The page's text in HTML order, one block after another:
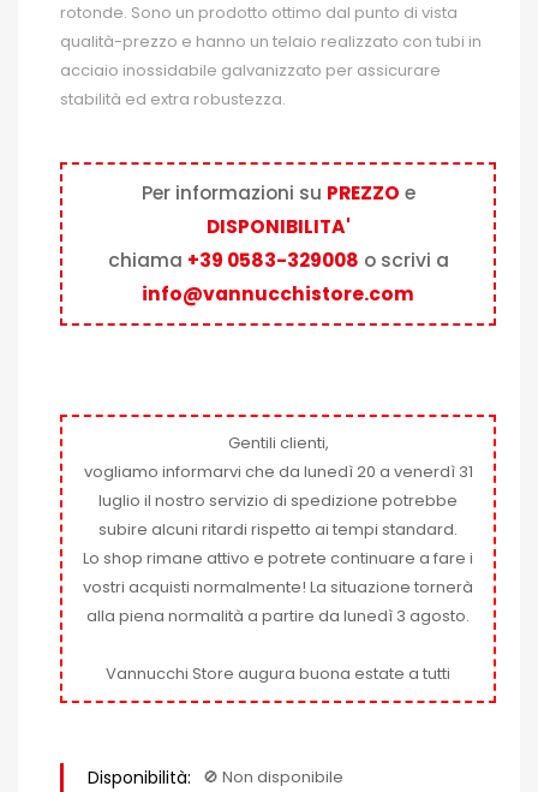
rotonde. Sono un prodotto ottimo dal punto di vista
qualità-prezzo e hanno un telaio realizzato con tubi in
acciaio inossidabile galvanizzato per assicurare
stabilità ed extra robustezza.
Per informazioni su PREZZO e
DISPONIBILITA'
chiama +39 0583-329008 o scrivi a
info@vannucchistore.com
Gentili clienti,
vogliamo informarvi che da lunedì 20 a venerdì 31
luglio il nostro servizio di spedizione potrebbe
subire alcuni ritardi rispetto ai tempi standard.
Lo shop rimane attivo e potrete continuare a fare i
vostri acquisti normalmente! La situazione tornerà
alla piena normalità a partire da lunedì 3 agosto.
Vannucchi Store augura buona estate a tutti
Disponibilità: 🚫​ Non disponibile